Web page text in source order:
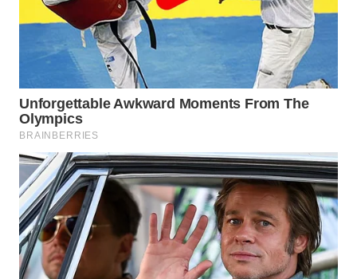
DAIRI
WN
DANAU
TOBA
WN
NIAS
WN
LANGKAT